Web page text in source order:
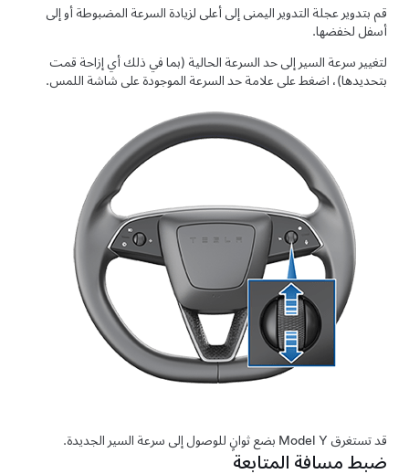
قم بتدوير عجلة التدوير اليمنى إلى أعلى لزيادة السرعة المضبوطة أو إلى
أسفل لخفضها.
لتغيير سرعة السير إلى حد السرعة الحالية (بما في ذلك أي إزاحة قمت
بتحديدها)،اضغط على علامة حد السرعة الموجودة على شاشة اللمس.
قد تستغرقModel Yبضع ثوانٍ للوصول إلى سرعة السير الجديدة.
ضبط مسافة المتابعة